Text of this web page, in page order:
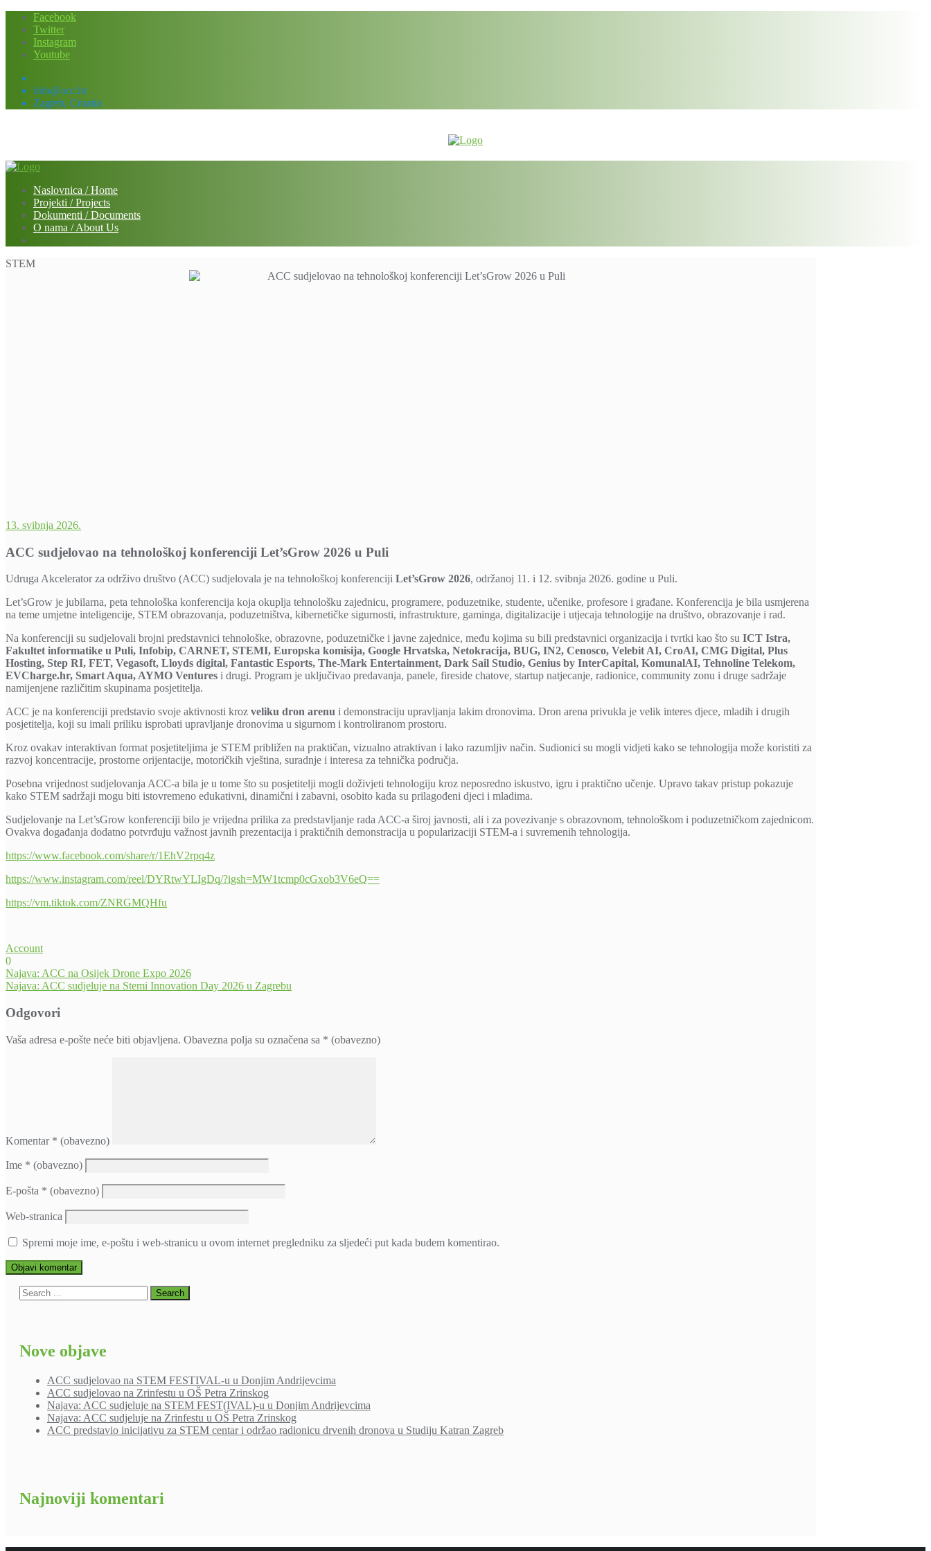
Skip
content
Facebook
Twitter
Instagram
Youtube
info@acc.hr
Zagreb, Croatia
Naslovnica / Home
Projekti / Projects
Dokumenti / Documents
O nama / About Us
STEM
13. svibnja 2026.
ACC sudjelovao na tehnološkoj konferenciji Let’sGrow 2026 u Puli
Udruga Akcelerator za održivo društvo (ACC) sudjelovala je na tehnološkoj konferenciji Let’sGrow 2026, održanoj 11. i 12. svibnja 2026. godine u Puli.
Let’sGrow je jubilarna, peta tehnološka konferencija koja okuplja tehnološku zajednicu, programere, poduzetnike, studente, učenike, profesore i građane. Konferencija je bila usmjerena
na teme umjetne inteligencije, STEM obrazovanja, poduzetništva, kibernetičke sigurnosti, infrastrukture, gaminga, digitalizacije i utjecaja tehnologije na društvo, obrazovanje i rad.
Na konferenciji su sudjelovali brojni predstavnici tehnološke, obrazovne, poduzetničke i javne zajednice, među kojima su bili predstavnici organizacija i tvrtki kao što su ICT Istra,
Fakultet informatike u Puli, Infobip, CARNET, STEMI, Europska komisija, Google Hrvatska, Netokracija, BUG, IN2, Cenosco, Velebit AI, CroAI, CMG Digital, Plus
Hosting, Step RI, FET, Vegasoft, Lloyds digital, Fantastic Esports, The-Mark Entertainment, Dark Sail Studio, Genius by InterCapital, KomunalAI, Tehnoline Telekom,
EVCharge.hr, Smart Aqua, AYMO Ventures i drugi. Program je uključivao predavanja, panele, fireside chatove, startup natjecanje, radionice, community zonu i druge sadržaje
namijenjene različitim skupinama posjetitelja.
ACC je na konferenciji predstavio svoje aktivnosti kroz veliku dron arenu i demonstraciju upravljanja lakim dronovima. Dron arena privukla je velik interes djece, mladih i drugih
posjetitelja, koji su imali priliku isprobati upravljanje dronovima u sigurnom i kontroliranom prostoru.
Kroz ovakav interaktivan format posjetiteljima je STEM približen na praktičan, vizualno atraktivan i lako razumljiv način. Sudionici su mogli vidjeti kako se tehnologija može koristiti za
razvoj koncentracije, prostorne orijentacije, motoričkih vještina, suradnje i interesa za tehnička područja.
Posebna vrijednost sudjelovanja ACC-a bila je u tome što su posjetitelji mogli doživjeti tehnologiju kroz neposredno iskustvo, igru i praktično učenje. Upravo takav pristup pokazuje
kako STEM sadržaji mogu biti istovremeno edukativni, dinamični i zabavni, osobito kada su prilagođeni djeci i mladima.
Sudjelovanje na Let’sGrow konferenciji bilo je vrijedna prilika za predstavljanje rada ACC-a široj javnosti, ali i za povezivanje s obrazovnom, tehnološkom i poduzetničkom zajednicom.
Ovakva događanja dodatno potvrđuju važnost javnih prezentacija i praktičnih demonstracija u popularizaciji STEM-a i suvremenih tehnologija.
https://www.facebook.com/share/r/1EhV2rpq4z
https://www.instagram.com/reel/DYRtwYLIgDq/?igsh=MW1tcmp0cGxob3V6eQ==
https://vm.tiktok.com/ZNRGMQHfu
Account
0
Navigacija
objava
Najava: ACC na Osijek Drone Expo 2026
Najava: ACC sudjeluje na Stemi Innovation Day 2026 u Zagrebu
Odgovori
Vaša adresa e-pošte neće biti objavljena. Obavezna polja su označena sa * (obavezno)
Komentar * (obavezno)
Ime * (obavezno)
E-pošta * (obavezno)
Web-stranica
Spremi moje ime, e-poštu i web-stranicu u ovom internet pregledniku za sljedeći put kada budem komentirao.
Nove objave
ACC sudjelovao na STEM FESTIVAL-u u Donjim Andrijevcima
ACC sudjelovao na Zrinfestu u OŠ Petra Zrinskog
Najava: ACC sudjeluje na STEM FEST(IVAL)-u u Donjim Andrijevcima
Najava: ACC sudjeluje na Zrinfestu u OŠ Petra Zrinskog
ACC predstavio inicijativu za STEM centar i održao radionicu drvenih dronova u Studiju Katran Zagreb
Najnoviji komentari